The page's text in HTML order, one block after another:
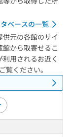
ベースの一覧
元の各館のサイ
から取寄せるこ
用されるお近く
覧ください。